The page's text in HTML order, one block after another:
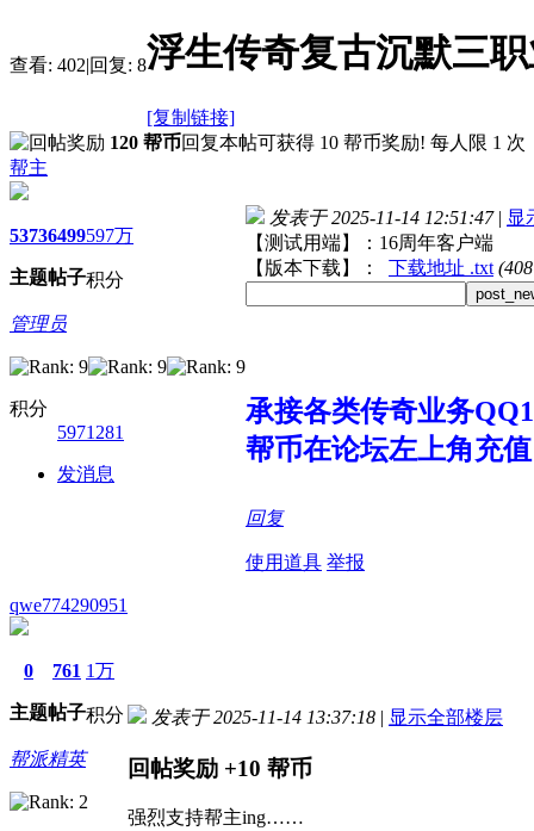
查看: 402|回复: 8浮生传奇复古沉默三
[复制链接]
120 帮币回复本帖可获得 10 帮币奖励! 每人限 1 次
帮主
5373
主题
6499
帖子
597万
积分
管理员
积分
5971281
发消息
发表于 2025-11-14 12:51:47 | 显
【测试用端】：16周年客户端
【版本下载】：
下载地址 .txt
承接各类传奇业务
帮币在论坛左上角充
回复
使用道具 举报
qwe774290951
0
主题
761
帖子
1万
积分
帮派精英
发表于 2025-11-14 13:37:18 | 显示全部楼层
回帖奖励 +10 帮币
强烈支持帮主ing……